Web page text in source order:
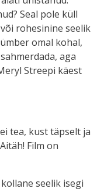
Seal pole küll
rohesinine seelik
omal kohal,
aga
Streepi käest
tea, kust täpselt ja
Film on
seelik isegi